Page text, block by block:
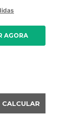
CALCULAR